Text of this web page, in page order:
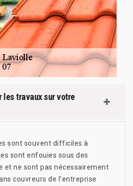
les travaux sur votre
sont souvent difficiles à
sont enfouies sous des
et ne sont pas nécessairement
couvreurs de l’entreprise